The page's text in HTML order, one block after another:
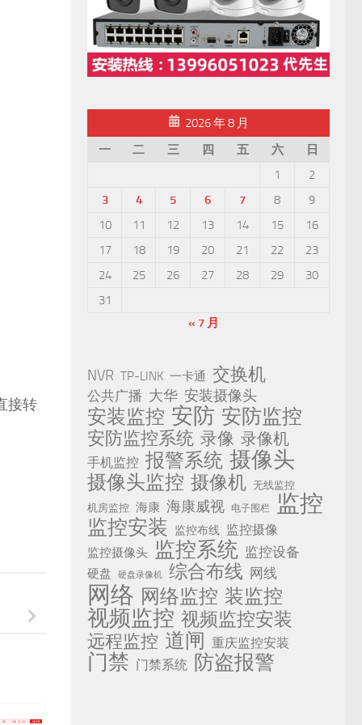
接转
2026 年 8 月
一
二 三 四 五 六
日
1
2
3
4 5 6 7 8
9
10
11 12 13 14 15
16
17
18 19 20 21 22
23
24
25 26 27 28 29
30
31
« 7 月
NVR TP-LINK 一卡通 交换机
公共广播 大华 安装摄像头
安装监控 安防 安防监控
安防监控系统 录像 录像机
手机监控 报警系统 摄像头
摄像头监控 摄像机 无线监控
机房监控 海康 海康威视 电子围栏 监控
监控安装 监控布线 监控摄像
监控摄像头 监控系统 监控设备
硬盘 硬盘录像机 综合布线 网线
网络 网络监控 装监控
视频监控 视频监控安装
远程监控 道闸 重庆监控安装
门禁 门禁系统 防盗报警